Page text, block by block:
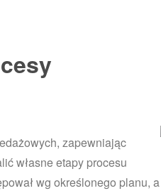
zapewniając
własne etapy procesu
wg określonego planu, a